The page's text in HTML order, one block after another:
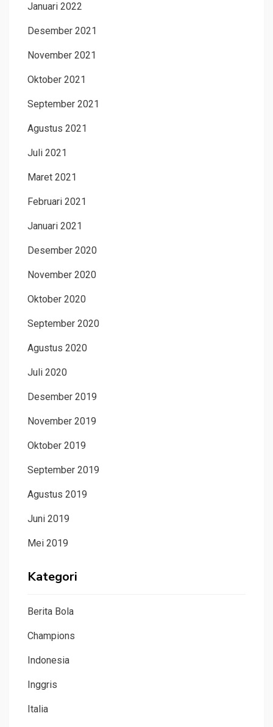
Januari 2022
Desember 2021
November 2021
Oktober 2021
September 2021
Agustus 2021
Juli 2021
Maret 2021
Februari 2021
Januari 2021
Desember 2020
November 2020
Oktober 2020
September 2020
Agustus 2020
Juli 2020
Desember 2019
November 2019
Oktober 2019
September 2019
Agustus 2019
Juni 2019
Mei 2019
Kategori
Berita Bola
Champions
Indonesia
Inggris
Italia